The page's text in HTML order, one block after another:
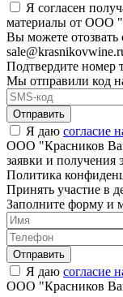
Я согласен
материалы от ООО
Вы можете отозвать
Подтвердите номер
Мы отправили код
Отправить
Я даю согласие
ООО "Красников
заявки и получения
Политика
Принять участие в
Заполните форму и
Отправить
Я даю согласие
ООО "Красников